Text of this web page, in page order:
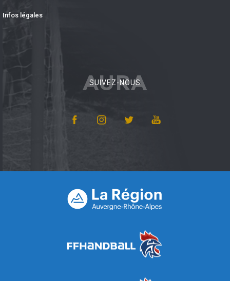
Infos légales
AURA
SUIVEZ-NOUS